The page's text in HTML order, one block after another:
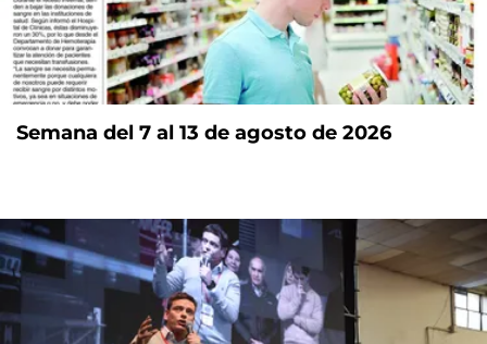
Semana del 7 al 13 de agosto de 2026